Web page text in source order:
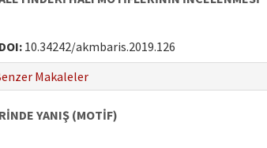
DOI: 10.34242/akmbaris.2019.126
Makaleler
YANIŞ (MOTİF)